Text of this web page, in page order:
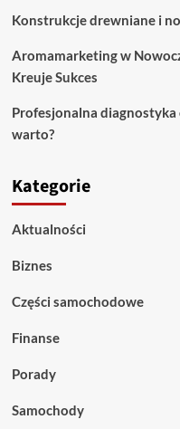
Konstrukcje drewniane i
Aromamarketing w
Kreuje Sukces
Profesjonalna diagnostyka
warto?
Kategorie
Aktualności
Biznes
Części samochodowe
Finanse
Porady
Samochody